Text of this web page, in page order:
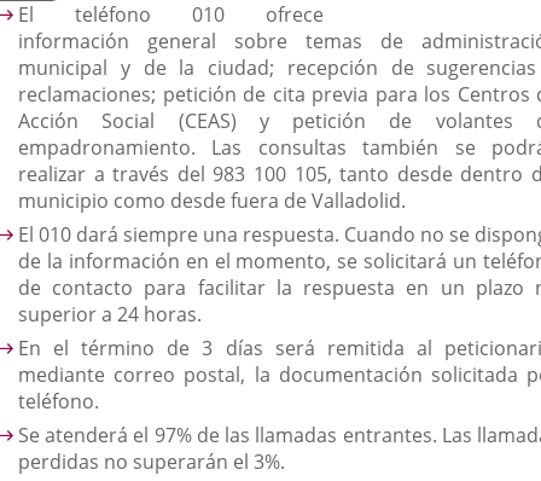
El teléfono 010 ofrece
información general sobre temas de
municipal y de la ciudad; recepción de
reclamaciones; petición de cita previa para los Centros
Acción Social (CEAS) y petición de volantes
empadronamiento. Las consultas también se
realizar a través del 983 100 105, tanto desde dentro
municipio como desde fuera de Valladolid.
El 010 dará siempre una respuesta. Cuando no se
de la información en el momento, se solicitará un
de contacto para facilitar la respuesta en un plazo
superior a 24 horas.
En el término de 3 días será remitida al
mediante correo postal, la documentación solicitada
teléfono.
Se atenderá el 97% de las llamadas entrantes. Las
perdidas no superarán el 3%.